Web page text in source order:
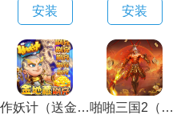
安装 安装
作妖计（送金地藏刷充） 啪啪三国2（解码免支付）